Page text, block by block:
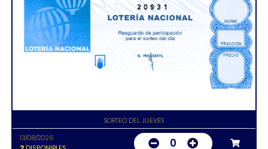
20931
SORTEO DEL JUEVES
13/08/2026
0